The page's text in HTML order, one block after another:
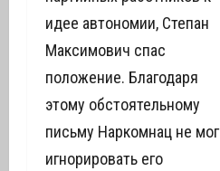
идее автономии, Степан
Максимович спас
положение. Благодаря
этому обстоятельному
письму Наркомнац не мог
игнорировать его